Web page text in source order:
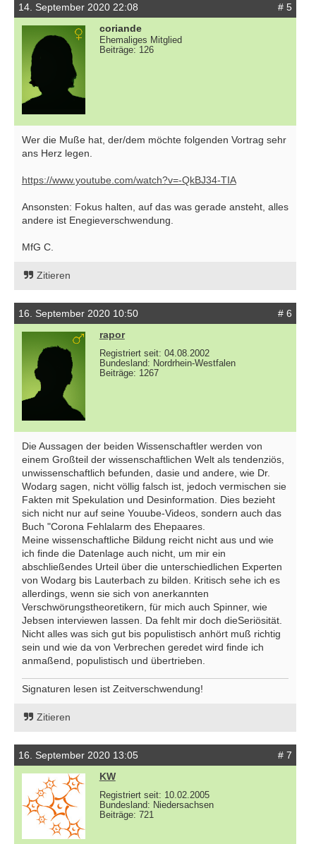
14. September 2020 22:08
# 5
coriande
Ehemaliges Mitglied
Beiträge: 126
Wer die Muße hat, der/dem möchte folgenden Vortrag sehr
ans Herz legen.
https://www.youtube.com/watch?v=-QkBJ34-TIA
Ansonsten: Fokus halten, auf das was gerade ansteht, alles
andere ist Enegieverschwendung.
MfG C.
Zitieren
16. September 2020 10:50
# 6
rapor
Registriert seit: 04.08.2002
Bundesland: Nordrhein-Westfalen
Beiträge: 1267
Die Aussagen der beiden Wissenschaftler werden von
einem Großteil der wissenschaftlichen Welt als tendenziös,
unwissenschaftlich befunden, dasie und andere, wie Dr.
Wodarg sagen, nicht völlig falsch ist, jedoch vermischen sie
Fakten mit Spekulation und Desinformation. Dies bezieht
sich nicht nur auf seine Youube-Videos, sondern auch das
Buch "Corona Fehlalarm des Ehepaares.
Meine wissenschaftliche Bildung reicht nicht aus und wie
ich finde die Datenlage auch nicht, um mir ein
abschließendes Urteil über die unterschiedlichen Experten
von Wodarg bis Lauterbach zu bilden. Kritisch sehe ich es
allerdings, wenn sie sich von anerkannten
Verschwörungstheoretikern, für mich auch Spinner, wie
Jebsen interviewen lassen. Da fehlt mir doch dieSeriösität.
Nicht alles was sich gut bis populistisch anhört muß richtig
sein und wie da von Verbrechen geredet wird finde ich
anmaßend, populistisch und übertrieben.
Signaturen lesen ist Zeitverschwendung!
Zitieren
16. September 2020 13:05
# 7
KW
Registriert seit: 10.02.2005
Bundesland: Niedersachsen
Beiträge: 721